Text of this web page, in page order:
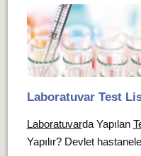
Laboratuvar Test
Laboratuvarda Yapılan
Yapılır? Devlet